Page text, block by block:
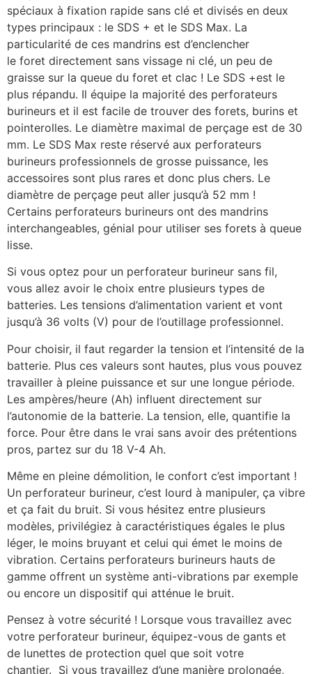
spéciaux à fixation rapide sans clé et divisés en deux
types principaux : le SDS + et le SDS Max. La
particularité de ces mandrins est d’enclencher
le foret directement sans vissage ni clé, un peu de
graisse sur la queue du foret et clac ! Le SDS +est le
plus répandu. Il équipe la majorité des perforateurs
burineurs et il est facile de trouver des forets, burins et
pointerolles. Le diamètre maximal de perçage est de 30
mm. Le SDS Max reste réservé aux perforateurs
burineurs professionnels de grosse puissance, les
accessoires sont plus rares et donc plus chers. Le
diamètre de perçage peut aller jusqu’à 52 mm !
Certains perforateurs burineurs ont des mandrins
interchangeables, génial pour utiliser ses forets à queue
lisse.
Si vous optez pour un perforateur burineur sans fil,
vous allez avoir le choix entre plusieurs types de
batteries. Les tensions d’alimentation varient et vont
jusqu’à 36 volts (V) pour de l’outillage professionnel.
Pour choisir, il faut regarder la tension et l’intensité de la
batterie. Plus ces valeurs sont hautes, plus vous pouvez
travailler à pleine puissance et sur une longue période.
Les ampères/heure (Ah) influent directement sur
l’autonomie de la batterie. La tension, elle, quantifie la
force. Pour être dans le vrai sans avoir des prétentions
pros, partez sur du 18 V-4 Ah.
Même en pleine démolition, le confort c’est important !
Un perforateur burineur, c’est lourd à manipuler, ça vibre
et ça fait du bruit. Si vous hésitez entre plusieurs
modèles, privilégiez à caractéristiques égales le plus
léger, le moins bruyant et celui qui émet le moins de
vibration. Certains perforateurs burineurs hauts de
gamme offrent un système anti-vibrations par exemple
ou encore un dispositif qui atténue le bruit.
Pensez à votre sécurité ! Lorsque vous travaillez avec
votre perforateur burineur, équipez-vous de gants et
de lunettes de protection quel que soit votre
chantier. Si vous travaillez d’une manière prolongée,